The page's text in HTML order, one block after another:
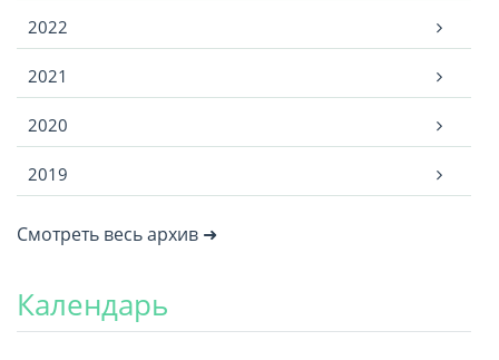
2022
2021
2020
2019
Смотреть весь архив ➜
Календарь